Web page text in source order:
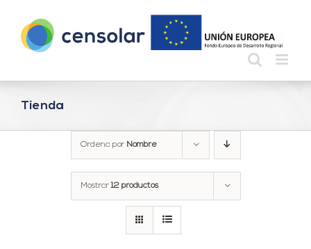
contenido
Tienda
Ordena por Nombre
Mostrar12 productos